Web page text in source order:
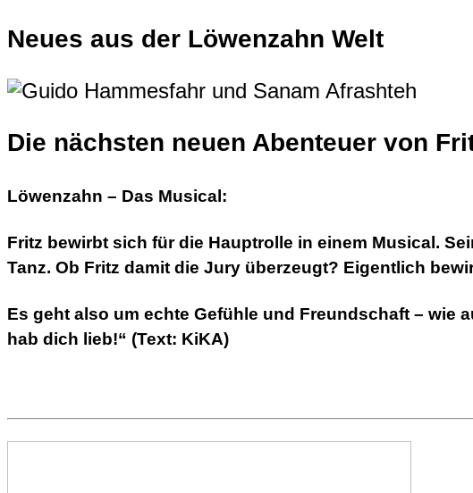
Neues aus der Löwenzahn Welt
Die nächsten neuen Abenteuer von
Löwenzahn – Das Musical:
Fritz bewirbt sich für die Hauptrolle in einem Musical.
Tanz. Ob Fritz damit die Jury überzeugt? Eigentlich
Es geht also um echte Gefühle und Freundschaft – wie
hab dich lieb!“ (Text: KiKA)